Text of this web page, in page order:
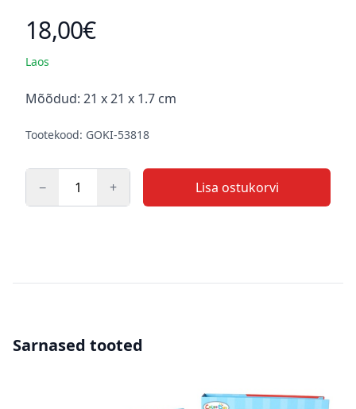
Toote hind
18,00€
Laos
Kirjeldus
Mõõdud: 21 x 21 x 1.7 cm
Tootekood: GOKI-53818
− + Lisa ostukorvi
Sarnased tooted